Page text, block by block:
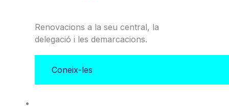
Renovacions a la seu central, la
delegació i les demarcacions.
Coneix-les